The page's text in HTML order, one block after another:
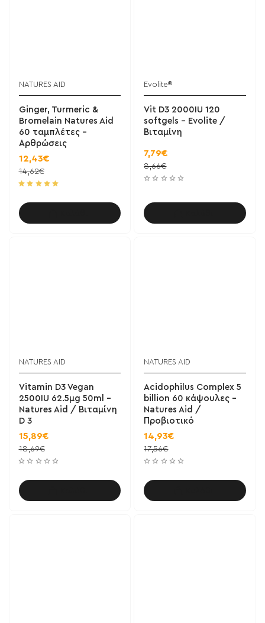
NATURES AID
Ginger, Turmeric &
Bromelain Natures Aid
60 ταμπλέτες -
Αρθρώσεις
12,43€
14,62€
Evolite®
Vit D3 2000IU 120
softgels - Evolite /
Βιταμίνη
7,79€
8,66€
NATURES AID
Vitamin D3 Vegan
2500IU 62.5μg 50ml -
Natures Aid / Βιταμίνη
D 3
15,89€
18,69€
NATURES AID
Acidophilus Complex 5
billion 60 κάψουλες -
Natures Aid /
Προβιοτικό
14,93€
17,56€